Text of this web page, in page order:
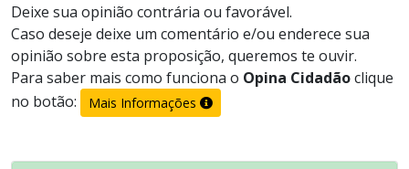
Deixe sua opinião contrária ou favorável.
Caso deseje deixe um comentário e/ou enderece sua
opinião sobre esta proposição, queremos te ouvir.
Para saber mais como funciona o Opina Cidadãoclique
no botão:
Mais Informações